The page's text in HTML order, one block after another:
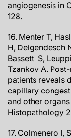
angiogenesis in
128.
16. Menter T,
H, Deigendesch
Bassetti S,
Tzankov A.
patients reveals
capillary
and other
Histopathology
17. Colmenero I,